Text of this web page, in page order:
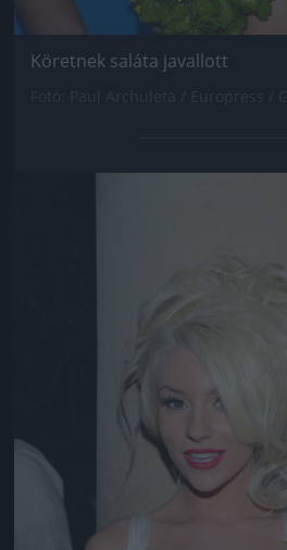
Köretnek saláta javallott